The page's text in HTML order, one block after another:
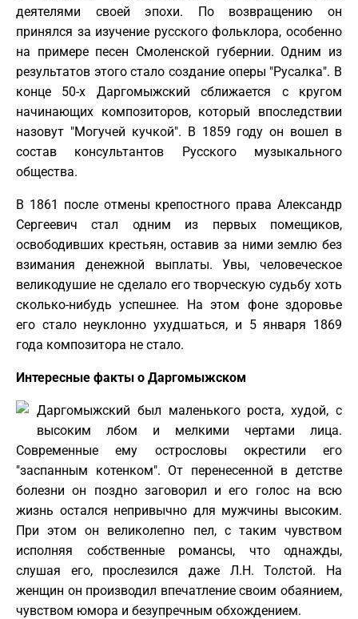
деятелями своей эпохи. По возвращению он
принялся за изучение русского фольклора, особенно
на примере песен Смоленской губернии. Одним из
результатов этого стало создание оперы "Русалка". В
конце 50-х Даргомыжский сближается с кругом
начинающих композиторов, который впоследствии
назовут "Могучей кучкой". В 1859 году он вошел в
состав консультантов Русского музыкального
общества.
В 1861 после отмены крепостного права Александр
Сергеевич стал одним из первых помещиков,
освободивших крестьян, оставив за ними землю без
взимания денежной выплаты. Увы, человеческое
великодушие не сделало его творческую судьбу хоть
сколько-нибудь успешнее. На этом фоне здоровье
его стало неуклонно ухудшаться, и 5 января 1869
года композитора не стало.
Интересные факты о Даргомыжском
Даргомыжский был маленького роста, худой, с
высоким лбом и мелкими чертами лица.
Современные ему острословы окрестили его
"заспанным котенком". От перенесенной в детстве
болезни он поздно заговорил и его голос на всю
жизнь остался непривычно для мужчины высоким.
При этом он великолепно пел, с таким чувством
исполняя собственные романсы, что однажды,
слушая его, прослезился даже Л.Н. Толстой. На
женщин он производил впечатление своим обаянием,
чувством юмора и безупречным обхождением.